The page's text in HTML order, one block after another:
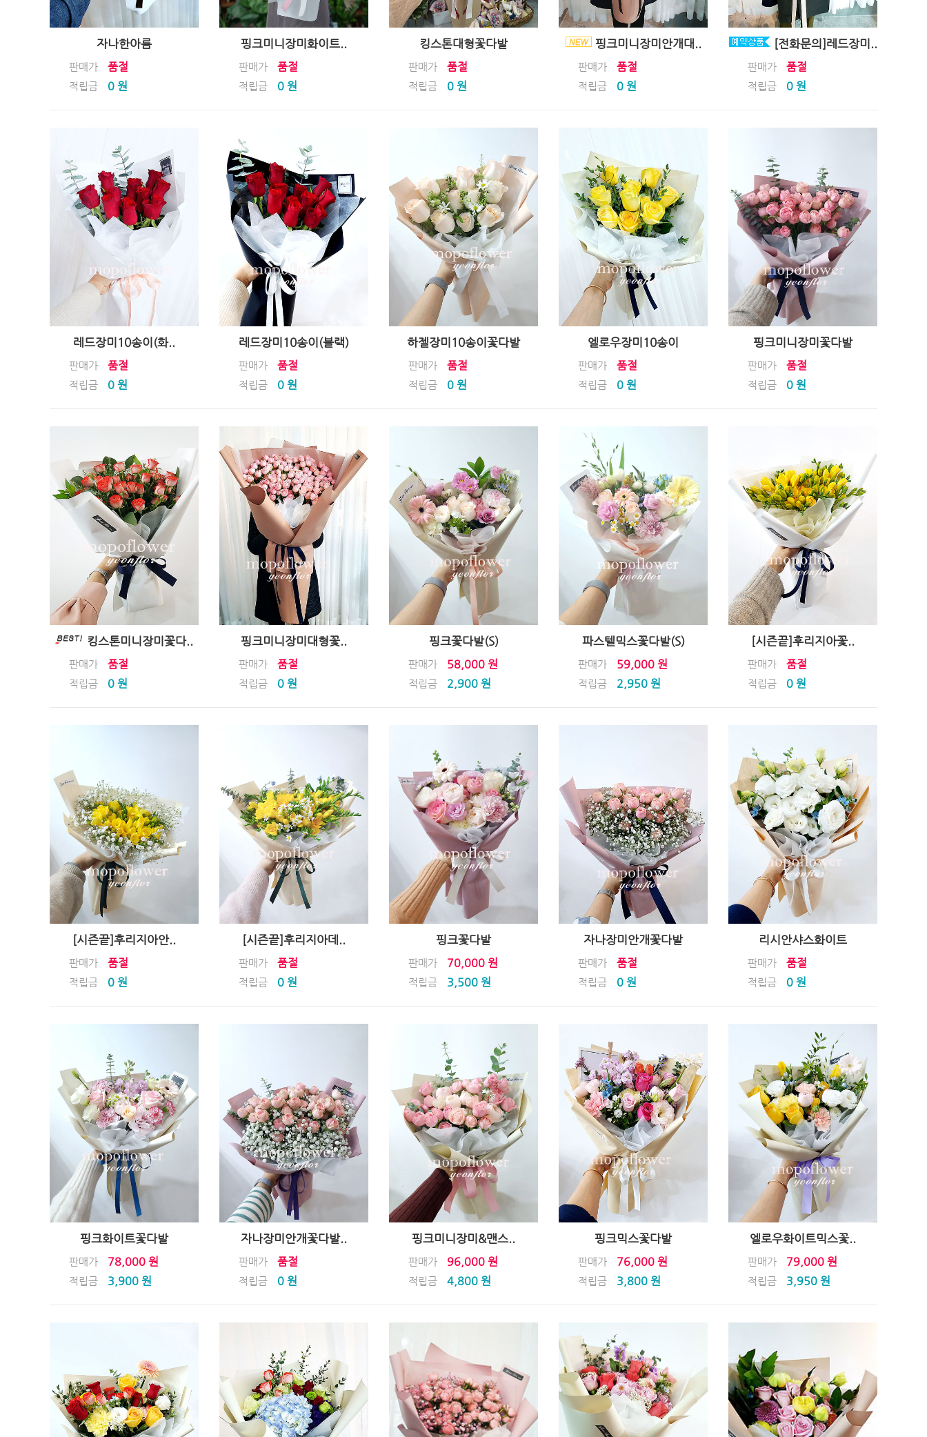
자나한아름
판매가 품절
적립금 0 원
핑크미니장미화이트..
판매가 품절
적립금 0 원
킹스톤대형꽃다발
판매가 품절
적립금 0 원
핑크미니장미안개대..
판매가 품절
적립금 0 원
[전화문의]레드장미..
판매가 품절
적립금 0 원
레드장미10송이(화..
판매가 품절
적립금 0 원
레드장미10송이(블랙)
판매가 품절
적립금 0 원
하젤장미10송이꽃다발
판매가 품절
적립금 0 원
엘로우장미10송이
판매가 품절
적립금 0 원
핑크미니장미꽃다발
판매가 품절
적립금 0 원
킹스톤미니장미꽃다..
판매가 품절
적립금 0 원
핑크미니장미대형꽃..
판매가 품절
적립금 0 원
핑크꽃다발(S)
판매가 58,000 원
적립금 2,900 원
파스텔믹스꽃다발(S)
판매가 59,000 원
적립금 2,950 원
[시즌끝]후리지아꽃..
판매가 품절
적립금 0 원
[시즌끝]후리지아안..
판매가 품절
적립금 0 원
[시즌끝]후리지아데..
판매가 품절
적립금 0 원
핑크꽃다발
판매가 70,000 원
적립금 3,500 원
자나장미안개꽃다발
판매가 품절
적립금 0 원
리시안샤스화이트
판매가 품절
적립금 0 원
핑크화이트꽃다발
판매가 78,000 원
적립금 3,900 원
자나장미안개꽃다발..
판매가 품절
적립금 0 원
핑크미니장미&맨스..
판매가 96,000 원
적립금 4,800 원
핑크믹스꽃다발
판매가 76,000 원
적립금 3,800 원
엘로우화이트믹스꽃..
판매가 79,000 원
적립금 3,950 원